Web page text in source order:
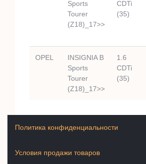
Sports
Tourer
(Z18)_17>>
CDTi
(35)
OPEL
INSIGNIA B
Sports
Tourer
(Z18)_17>>
1.6
CDTi
(35)
Условия продажи товаров
Политика конфиденциальности